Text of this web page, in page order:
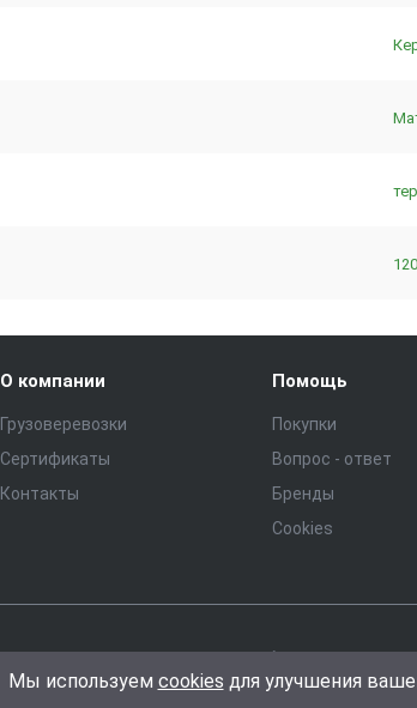
Мы используем cookies для улучшения
О компании
Грузоверевозки
Сертификаты
Контакты
Помощь
Покупки
Вопрос - ответ
Бренды
Cookies
Защита персональных данных Общие условия